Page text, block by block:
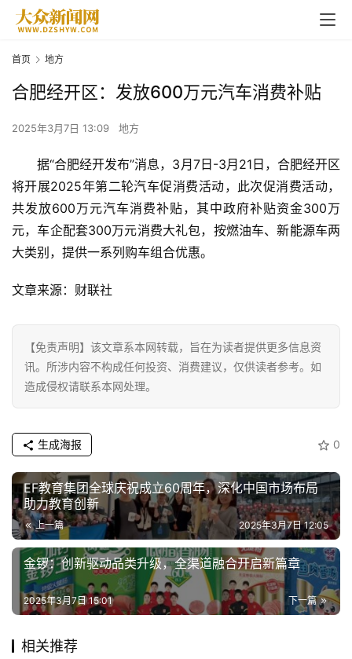
首
讯
商
消
费
生
活
科
技
经
登录 注册
首页 地方
合肥经开区：发放600万元汽车消费补贴
2025年3月7日 13:09 地方
据“合肥经开发布”消息，3月7日-3月21日，合肥经开区
将开展2025年第二轮汽车促消费活动，此次促消费活动，
共发放600万元汽车消费补贴，其中政府补贴资金300万
元，车企配套300万元消费大礼包，按燃油车、新能源车两
大类别，提供一系列购车组合优惠。
文章来源：财联社
【免责声明】该文章系本网转载，旨在为读者提供更多信息资
讯。所涉内容不构成任何投资、消费建议，仅供读者参考。如
造成侵权请联系本网处理。
0
生成海报
EF教育集团全球庆祝成立60周年，深化中国市场布局
助力教育创新
上一篇 2025年3月7日 12:05
金锣：创新驱动品类升级，全渠道融合开启新篇章
下一篇
2025年3月7日 15:01
相关推荐